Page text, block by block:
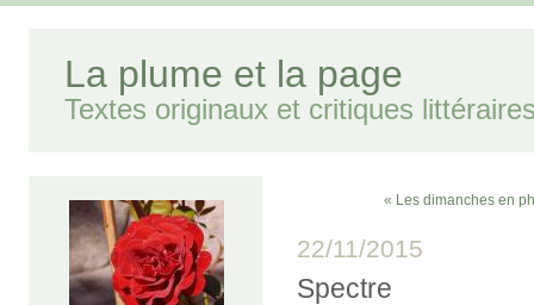
La plume et la page
Textes originaux et critiques
« Les dimanches en
22/11/2015
Spectre